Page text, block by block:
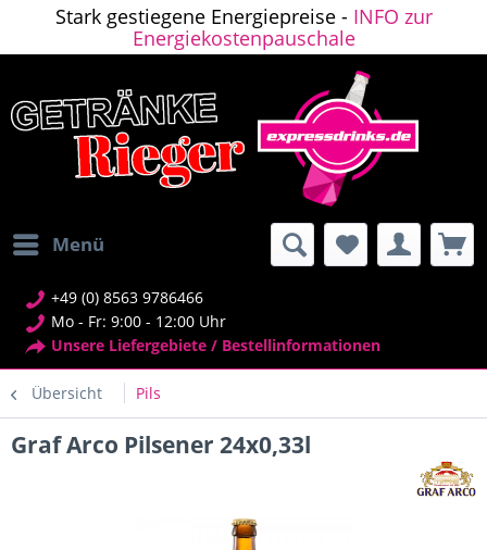
Stark gestiegene Energiepreise - INFO zur
Energiekostenpauschale
Menü
+49 (0) 8563 9786466
Mo - Fr: 9:00 - 12:00 Uhr
Unsere Liefergebiete / Bestellinformationen
Übersicht Pils
Graf Arco Pilsener 24x0,33l